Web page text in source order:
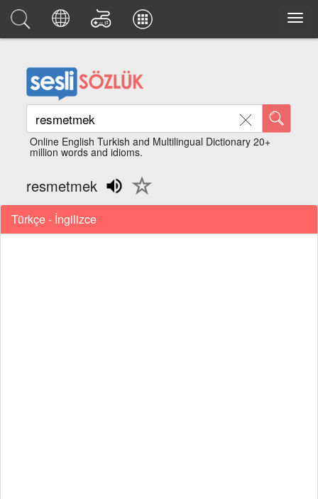
Online English Turkish and Multilingual Dictionary 20+
million words and idioms.
resmetmek
Türkçe - İngilizce